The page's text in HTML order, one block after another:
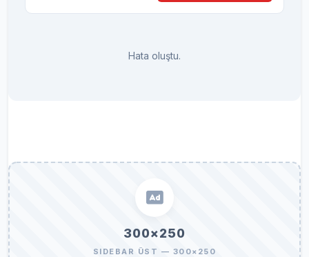
Hata oluştu.
300×250
SIDEBAR ÜST — 300×250